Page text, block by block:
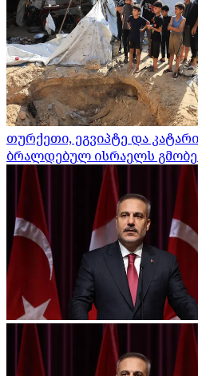
თურქეთი, ეგვიპტე და
ბრალდებულ ისრაელს